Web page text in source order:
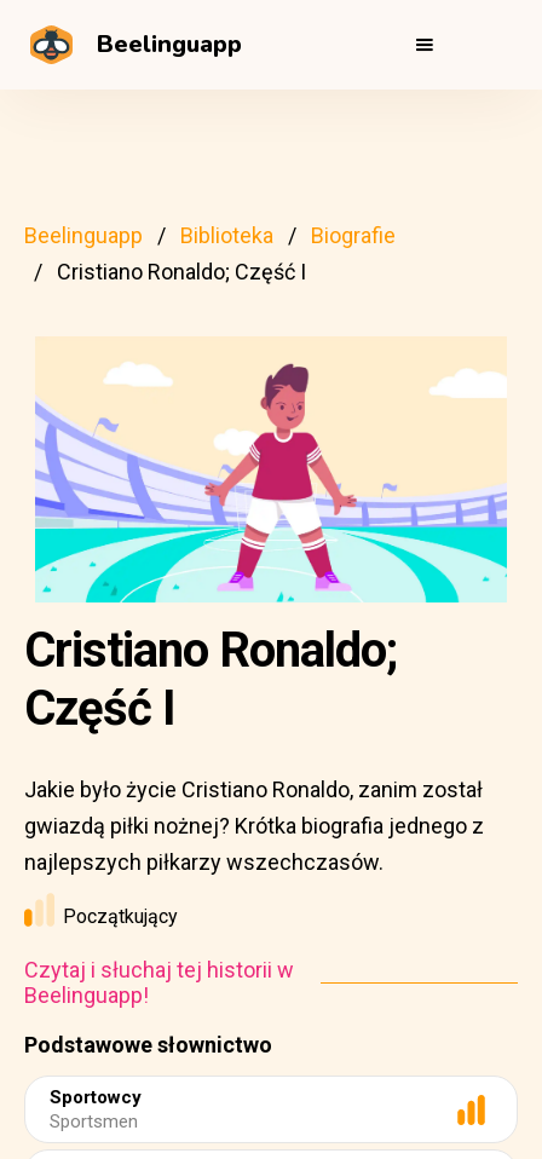
Beelinguapp
Beelinguapp Biblioteka
Biografie
Cristiano Ronaldo; Część I
Podstawowe słownictwo
Sportowcy
Sportsmen
Cristiano Ronaldo;
Część I
Jakie było życie Cristiano Ronaldo, zanim został
gwiazdą piłki nożnej? Krótka biografia jednego z
najlepszych piłkarzy wszechczasów.
Początkujący
Czytaj i słuchaj tej historii w
Beelinguapp!